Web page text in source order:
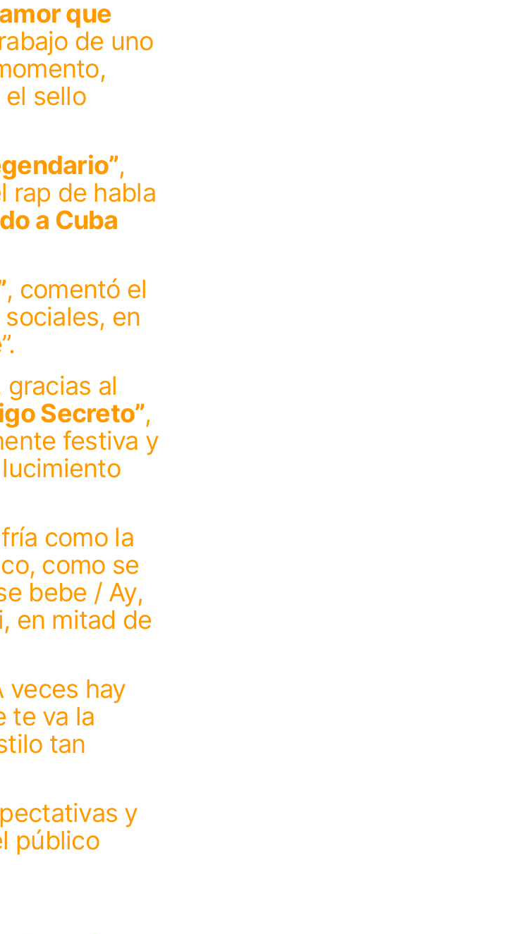
que
de uno
el sello
,
rap de habla
a Cuba
, comentó el
en
al
Secreto”,
festiva y
como la
como se
bebe / Ay,
en mitad de
veces hay
te va la
tan
y
público